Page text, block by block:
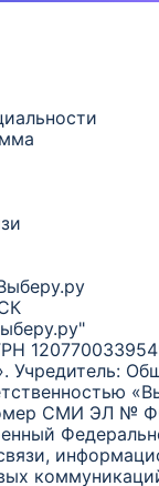
Учредитель:
СМИ ЭЛ №